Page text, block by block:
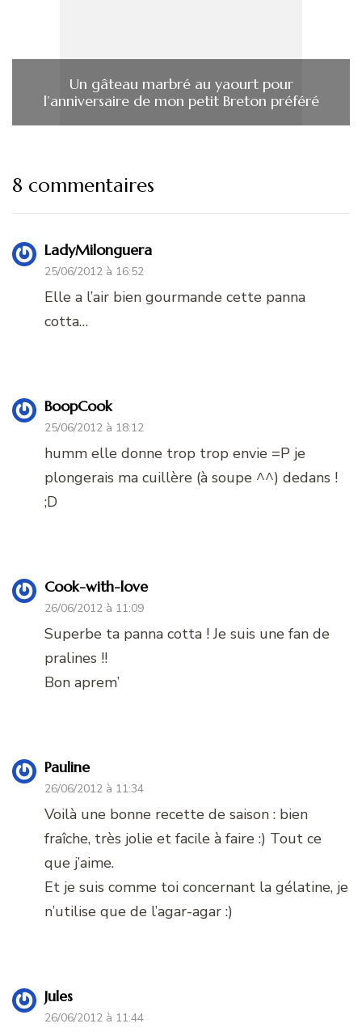
Un gâteau marbré au yaourt pour
l’anniversaire de mon petit Breton préféré
8 commentaires
LadyMilonguera
25/06/2012 à 16:52
Elle a l’air bien gourmande cette panna
cotta…
BoopCook
25/06/2012 à 18:12
humm elle donne trop trop envie =P je
plongerais ma cuillère (à soupe ^^) dedans !
;D
Cook-with-love
26/06/2012 à 11:09
Superbe ta panna cotta ! Je suis une fan de
pralines !!
Bon aprem’
Pauline
26/06/2012 à 11:34
Voilà une bonne recette de saison : bien
fraîche, très jolie et facile à faire :) Tout ce
que j’aime.
Et je suis comme toi concernant la gélatine, je
n’utilise que de l’agar-agar :)
Jules
26/06/2012 à 11:44